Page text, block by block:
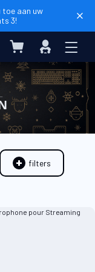
toe aan uw
3!
Search Winkelwagen
Inloggen
filters